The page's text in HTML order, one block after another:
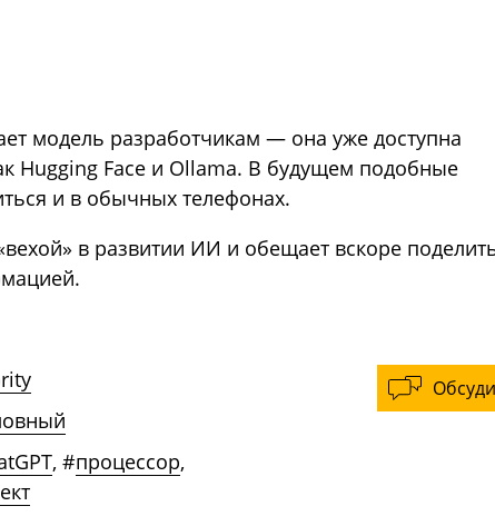
модель разработчикам — она уже доступна
Hugging Face и Ollama. В будущем подобные
и в обычных телефонах.
в развитии ИИ и обещает вскоре
, #процессор,